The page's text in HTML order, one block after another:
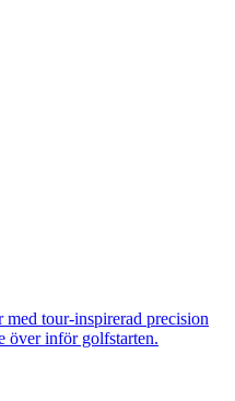
tour-inspirerad precision
över inför golfstarten.